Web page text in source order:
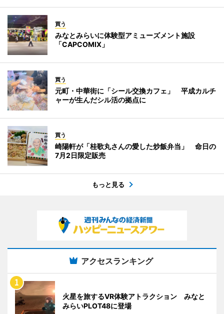
買う
みなとみらいに体験型アミューズメント施設
「CAPCOMIX」
買う
元町・中華街に「シール交換カフェ」 平成カルチ
ャーが生んだシル活の拠点に
買う
崎陽軒が「桂歌丸さんの愛した炒飯弁当」 命日の
7月2日限定販売
もっと見る
アクセスランキング
火星を旅するVR体験アトラクション みなと
みらいPLOT48に登場